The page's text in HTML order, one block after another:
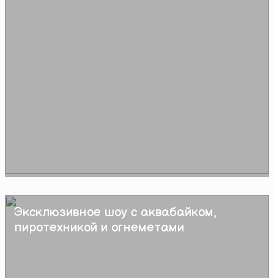
Подробнее
Эксклюзивное шоу с аквабайком,
пиротехникой и огнеметами